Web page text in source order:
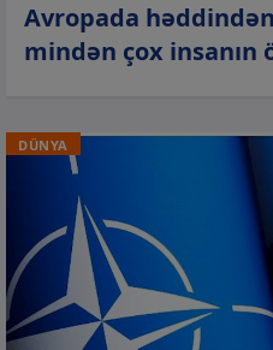
Avropada
mindən çox insanın
DÜNYA